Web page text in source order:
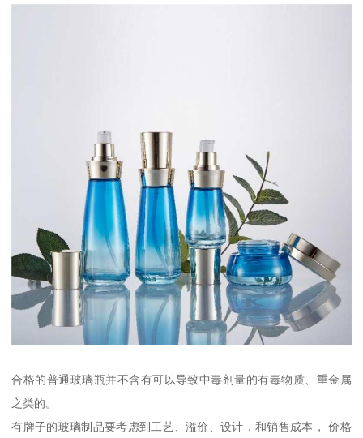
合格的普通玻璃瓶并不含有可以导致中毒剂量的有毒物质、重金属
之类的。
有牌子的玻璃制品要考虑到工艺、溢价、设计，和销售成本， 价格